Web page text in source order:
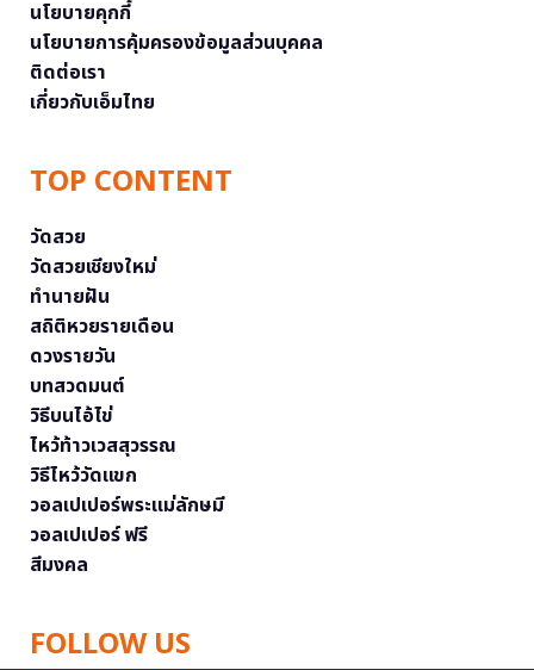
นโยบายคุกกี้
นโยบายการคุ้มครองข้อมูลส่วนบุคคล
ติดต่อเรา
เกี่ยวกับเอ็มไทย
TOP CONTENT
วัดสวย
วัดสวยเชียงใหม่
ทำนายฝัน
สถิติหวยรายเดือน
ดวงรายวัน
บทสวดมนต์
วิธีบนไอ้ไข่
ไหว้ท้าวเวสสุวรรณ
วิธีไหว้วัดแขก
วอลเปเปอร์พระแม่ลักษมี
วอลเปเปอร์ ฟรี
สีมงคล
FOLLOW US